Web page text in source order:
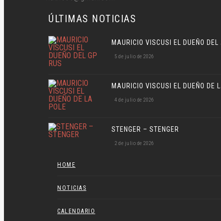
ÚLTIMAS NOTICIAS
5 de julio de 2026
4 de julio de 2026
STENGER – STENGER
2 de julio de 2026
HOME
NOTICIAS
CALENDARIO